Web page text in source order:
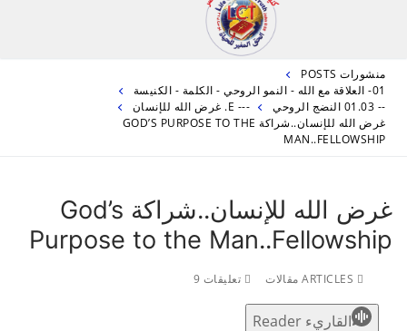
منشورات POSTS
01- العلاقة مع الله - النمو الروحي - الكلمة - الكنيسة
-- 01.03 النضج الروحي
--- E. غرض الله للإنسان
غرض الله للإنسان..شراكة GOD’S PURPOSE TO THE
MAN..FELLOWSHIP
غرض الله للإنسان..شراكة God’s
Purpose to the Man..Fellowship
تعليقات 9
القاريء Reader